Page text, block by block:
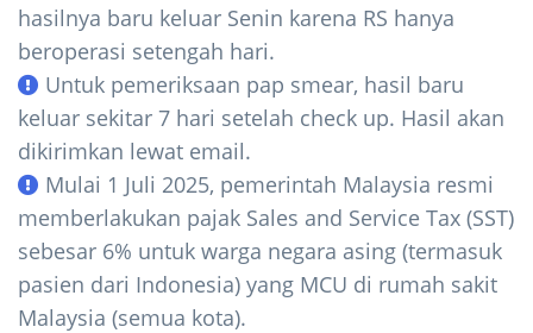
hasilnya baru keluar Senin karena RS hanya
beroperasi setengah hari.
Untuk pemeriksaan pap smear, hasil baru
keluar sekitar 7 hari setelah check up. Hasil akan
dikirimkan lewat email.
Mulai 1 Juli 2025, pemerintah Malaysia resmi
memberlakukan pajak Sales and Service Tax (SST)
sebesar 6% untuk warga negara asing (termasuk
pasien dari Indonesia) yang MCU di rumah sakit
Malaysia (semua kota).